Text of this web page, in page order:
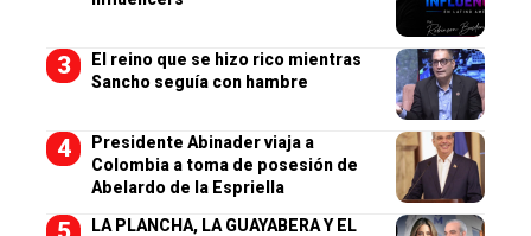
El reino que se hizo rico mientras
Sancho seguía con hambre
Presidente Abinader viaja a
Colombia a toma de posesión de
Abelardo de la Espriella
LA PLANCHA, LA GUAYABERA Y EL